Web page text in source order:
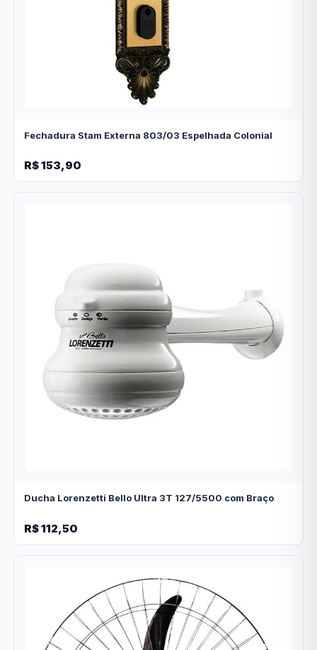
Fechadura Stam Externa 803/03 Espelhada Colonial
R$ 153,90
Ducha Lorenzetti Bello Ultra 3T 127/5500 com Braço
R$ 112,50